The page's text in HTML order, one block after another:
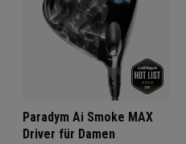
Paradym Ai Smoke MAX
Driver für Damen